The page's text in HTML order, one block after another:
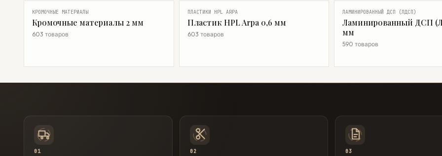
КРОМОЧНЫЕ МАТЕРИАЛЫ
Кромочные материалы 2 мм
603 товаров
ПЛАСТИКИ HPL ARPA
Пластик HPL Arpa 0,6 мм
603 товаров
ЛАМИНИРОВАННЫЙ ДСП (ЛДСП)
Ламинированный ДСП
мм
590 товаров
01 02 03